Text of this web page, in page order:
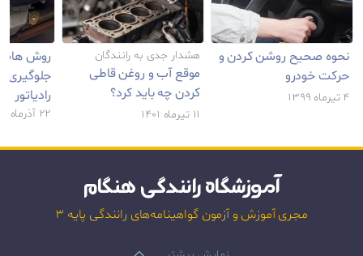
نحوه صحیح روشن کردن و
حرکت خودرو
۴ تیر‌‌ماه ۱۳۹۹
هشدار جدی به رانندگان
موقع آب و روغن قاطی
کردن چه باید کرد؟
۱۱ تیر‌‌ماه ۱۴۰۱
روش
جلوگیری
رادیاتور
۲۲ آذر‌‌ماه ۱۳۹۹
آموزشگاه رانندگی هنگام
مجری آموزش و آزمون گواهینامه‌های رانندگی پایه ۳